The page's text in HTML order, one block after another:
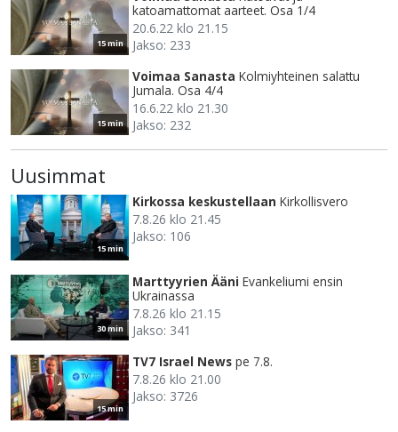
15 min
katoamattomat aarteet. Osa 1/4
20.6.22 klo 21.15
Jakso: 233
15 min
Voimaa Sanasta Kolmiyhteinen salattu
Jumala. Osa 4/4
16.6.22 klo 21.30
Jakso: 232
Uusimmat
15 min
Kirkossa keskustellaan Kirkollisvero
7.8.26 klo 21.45
Jakso: 106
30 min
Marttyyrien Ääni Evankeliumi ensin
Ukrainassa
7.8.26 klo 21.15
Jakso: 341
15 min
TV7 Israel News pe 7.8.
7.8.26 klo 21.00
Jakso: 3726